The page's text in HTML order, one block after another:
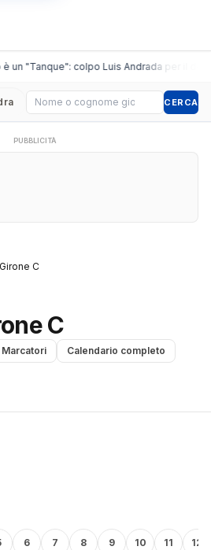
un "Tanque": colpo Luis Andrada per il
Cerca giocatore CERCA
PUBBLICITÀ
C
C
Marcatori
Calendario completo
6 7 8 9 10 11 12